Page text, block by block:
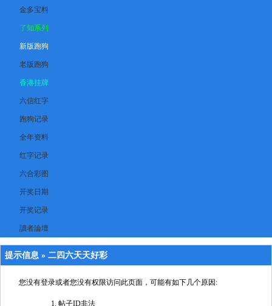
金多宝料
了知系列
新版跑狗
老版跑狗
香港挂牌
六信红字
跑狗记录
全年资料
红字记录
六合彩图
开奖日期
开奖记录
讀者論壇
提示信息 » 二四六天天好彩
您没有登录或者您没有权限访问此页面，可能有如下几个原因:
帖子ID非法